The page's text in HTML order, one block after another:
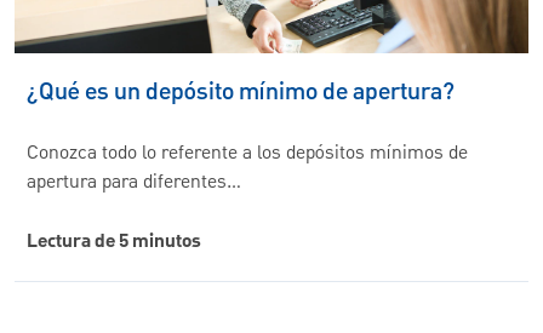
¿Qué es un depósito mínimo de apertura?
Conozca todo lo referente a los depósitos mínimos de
apertura para diferentes…
Lectura de 5 minutos